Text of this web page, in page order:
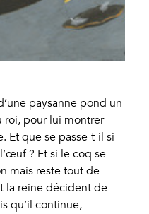
paysanne pond un
roi, pour lui montrer
Et que se passe-t-il si
? Et si le coq se
mais reste tout de
la reine décident de
qu’il continue,